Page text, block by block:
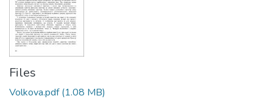
Files
Volkova.pdf(1.08 MB)